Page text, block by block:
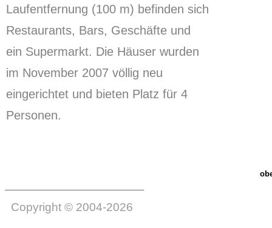
Laufentfernung (100 m) befinden sich
Restaurants, Bars, Geschäfte und
ein Supermarkt. Die Häuser wurden
im November 2007 völlig neu
eingerichtet und bieten Platz für 4
Personen.
Copyright © 2004-2026